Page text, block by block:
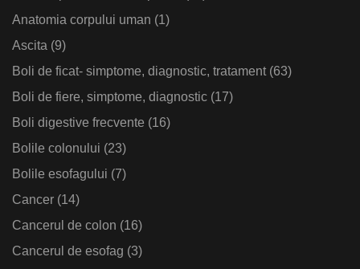
Anatomia corpului uman (1)
Ascita (9)
Boli de ficat- simptome, diagnostic, tratament(63)
Boli de fiere, simptome, diagnostic (17)
Boli digestive frecvente (16)
Bolile colonului (23)
Bolile esofagului (7)
Cancer (14)
Cancerul de colon (16)
Cancerul de esofag (3)